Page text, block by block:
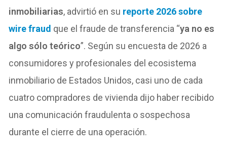
inmobiliarias, advirtió en su reporte 2026 sobre
wire fraud que el fraude de transferencia “ya no es
algo sólo teórico”. Según su encuesta de 2026 a
consumidores y profesionales del ecosistema
inmobiliario de Estados Unidos, casi uno de cada
cuatro compradores de vivienda dijo haber recibido
una comunicación fraudulenta o sospechosa
durante el cierre de una operación.